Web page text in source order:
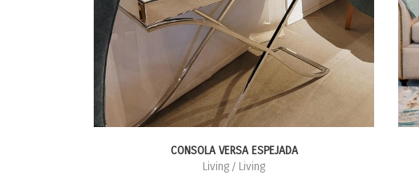
CONSOLA VERSA ESPEJADA
Living / Living